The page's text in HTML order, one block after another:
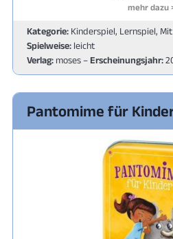
mehr dazu
Kategorie: Kinderspiel, Lernspiel,
Spielweise: leicht
Verlag: moses – Erscheinungsjahr:
Pantomime für